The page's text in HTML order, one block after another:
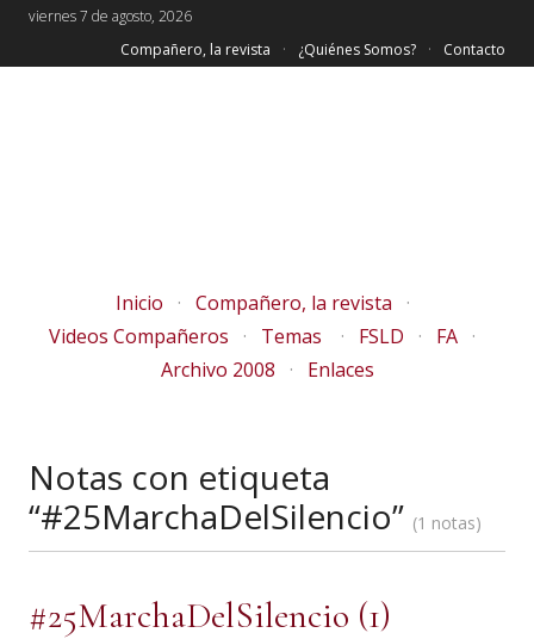
viernes 7 de agosto, 2026
Compañero, la revista
¿Quiénes Somos? Contacto
Inicio
Compañero, la revista
Videos Compañeros
Temas FSLD
FA
Archivo 2008
Enlaces
Notas con etiqueta
“#25MarchaDelSilencio”
1 notas
#25MarchaDelSilencio (1)